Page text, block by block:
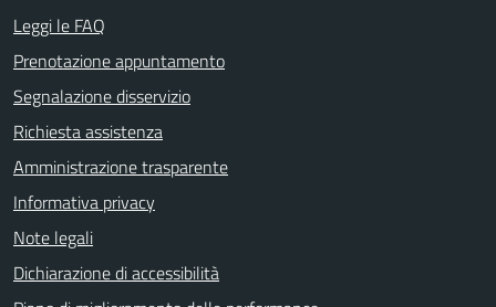
Leggi le FAQ
Prenotazione appuntamento
Segnalazione disservizio
Richiesta assistenza
Amministrazione trasparente
Informativa privacy
Note legali
Dichiarazione di accessibilità